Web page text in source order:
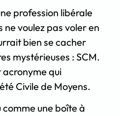
profession libérale
ne voulez pas voler en
bien se cacher
mystérieuses : SCM.
acronyme qui
Civile de Moyens.
comme une boîte à